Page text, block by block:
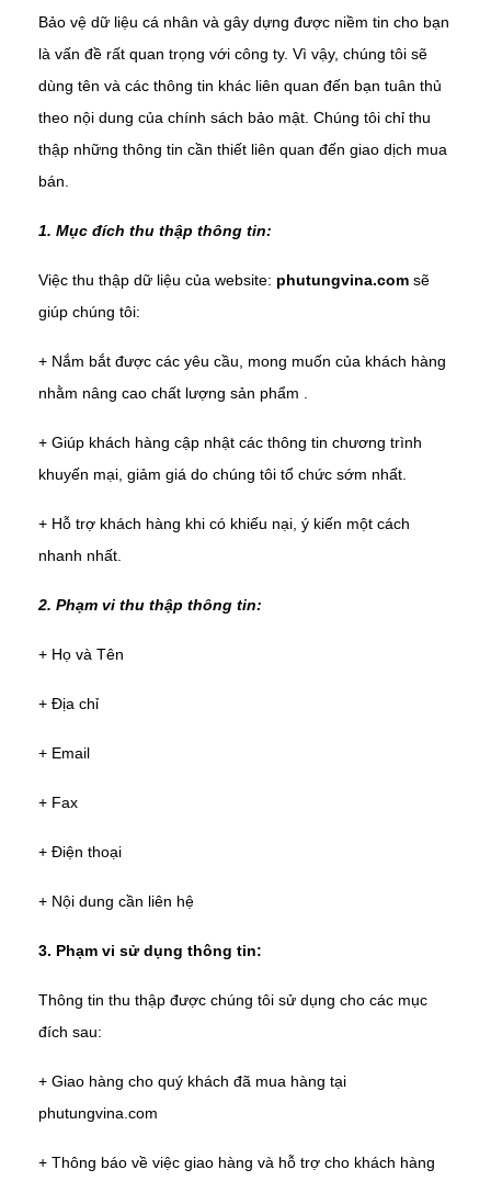
Bảo vệ dữ liệu cá nhân và gây dựng được niềm tin cho bạn
là vấn đề rất quan trọng với công ty. Vì vậy, chúng tôi sẽ
dùng tên và các thông tin khác liên quan đến bạn tuân thủ
theo nội dung của chính sách bảo mật. Chúng tôi chỉ thu
thập những thông tin cần thiết liên quan đến giao dịch mua
bán.
1. Mục đích thu thập thông tin:
Việc thu thập dữ liệu của website: phutungvina.com sẽ
giúp chúng tôi:
+ Nắm bắt được các yêu cầu, mong muốn của khách hàng
nhằm nâng cao chất lượng sản phẩm .
+ Giúp khách hàng cập nhật các thông tin chương trình
khuyến mại, giảm giá do chúng tôi tổ chức sớm nhất.
+ Hỗ trợ khách hàng khi có khiếu nại, ý kiến một cách
nhanh nhất.
2. Phạm vi thu thập thông tin:
+ Họ và Tên
+ Địa chỉ
+ Email
+ Fax
+ Điện thoại
+ Nội dung cần liên hệ
3. Phạm vi sử dụng thông tin:
Thông tin thu thập được chúng tôi sử dụng cho các mục
đích sau:
+ Giao hàng cho quý khách đã mua hàng tại
phutungvina.com
+ Thông báo về việc giao hàng và hỗ trợ cho khách hàng